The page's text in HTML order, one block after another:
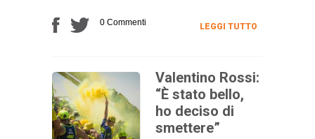
0 Commenti LEGGI TUTTO
Valentino Rossi:
“È stato bello,
ho deciso di
smettere”